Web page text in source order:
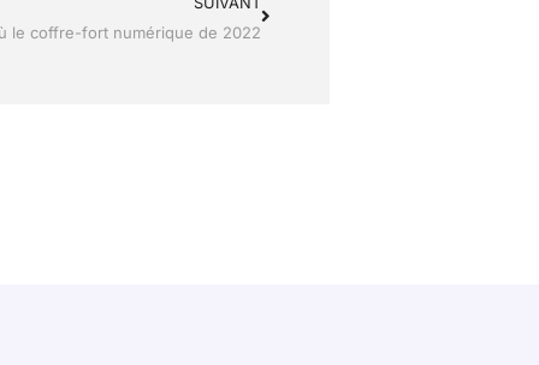
le coffre-fort numérique de 2022